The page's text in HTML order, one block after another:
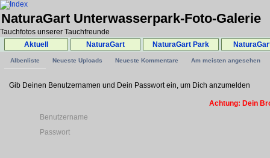
NaturaGart Unterwasserpark-Foto-Galerie
Tauchfotos unserer Tauchfreunde
Aktuell
NaturaGart NaturaGart Park
Albenliste Neueste Uploads Neueste Kommentare Am meisten angesehen
Gib Deinen Benutzernamen und Dein Passwort ein, um Dich anzumelden
Achtung: Dein
Benutzername
Passwort